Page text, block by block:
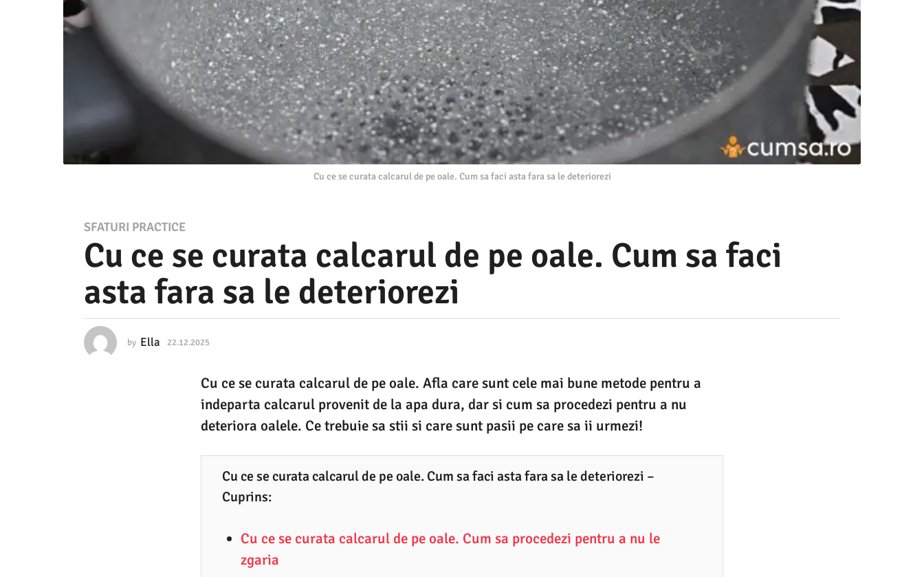
Cu ce se curata calcarul de pe oale. Cum sa faci asta fara sa le deteriorezi
2
2
.
1
.
2
SFATURI PRACTICE
Cu ce se curata calcarul de pe oale. Cum sa faci
asta fara sa le deteriorezi
by Ella 22.12.2025
1
.
2
0
5
Cu ce se curata calcarul de pe oale. Afla care sunt cele mai bune metode pentru a
indeparta calcarul provenit de la apa dura, dar si cum sa procedezi pentru a nu
deteriora oalele. Ce trebuie sa stii si care sunt pasii pe care sa ii urmezi!
Cu ce se curata calcarul de pe oale. Cum sa faci asta fara sa le deteriorezi –
Cuprins:
Cu ce se curata calcarul de pe oale. Cum sa procedezi pentru a nu le
zgaria